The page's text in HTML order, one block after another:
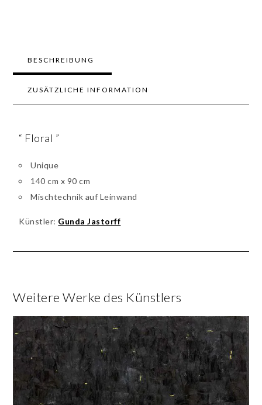
BESCHREIBUNG
ZUSÄTZLICHE INFORMATION
“ Floral ”
Unique
140 cm x 90 cm
Mischtechnik auf Leinwand
Künstler: Gunda Jastorff
Weitere Werke des Künstlers